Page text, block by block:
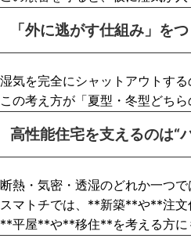
「外に逃がす仕組み」を
湿気を完全にシャットアウトす
この考え方が「夏型・冬型どち
高性能住宅を支えるのは“
断熱・気密・透湿のどれか一つ
スマトチでは、**新築**や**注文
**平屋**や**移住**を考える方に